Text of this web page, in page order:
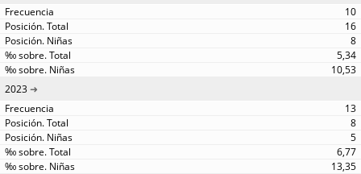
10
16
8
5,34
10,53
2023
13
8
5
6,77
13,35